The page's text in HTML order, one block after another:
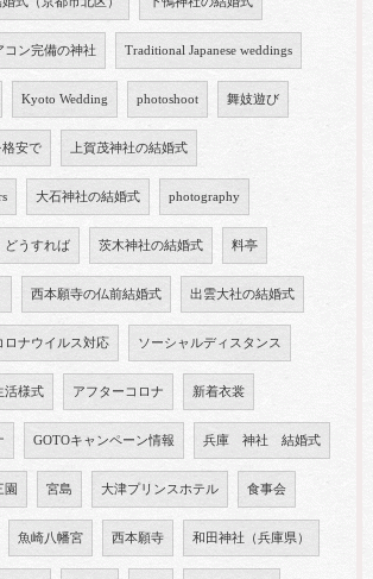
コン完備の神社 Traditional Japanese weddings
Kyoto Wedding photoshoot 舞妓遊び
安で 上賀茂神社の結婚式
大石神社の結婚式 photography
どうすれば 茨木神社の結婚式 料亭
西本願寺の仏前結婚式 出雲大社の結婚式
ロナウイルス対応 ソーシャルディスタンス
活様式 アフターコロナ 新着衣裳
GOTOキャンペーン情報 兵庫 神社 結婚式
園 宮島 大津プリンスホテル 食事会
魚崎八幡宮 西本願寺 和田神社（兵庫県）